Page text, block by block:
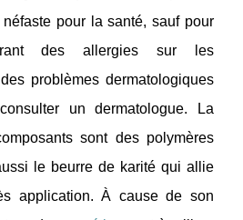
pour la santé, sauf pour
des allergies sur les
problèmes dermatologiques
un dermatologue. La
sont des polymères
le beurre de karité qui allie
application. À cause de son